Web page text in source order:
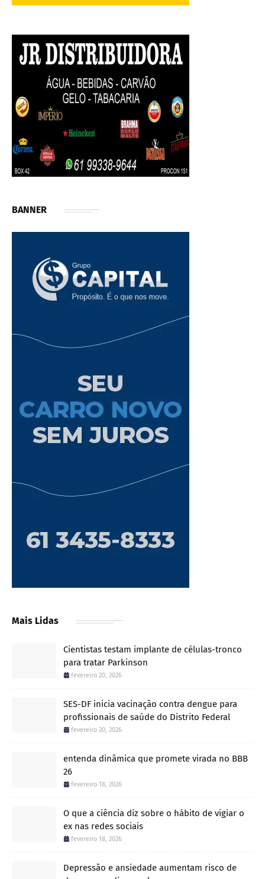
BANNER
Mais Lidas
Cientistas testam implante de células-tronco
para tratar Parkinson
fevereiro 20, 2026
SES-DF inicia vacinação contra dengue para
profissionais de saúde do Distrito Federal
fevereiro 20, 2026
entenda dinâmica que promete virada no BBB
26
fevereiro 18, 2026
O que a ciência diz sobre o hábito de vigiar o
ex nas redes sociais
fevereiro 18, 2026
Depressão e ansiedade aumentam risco de